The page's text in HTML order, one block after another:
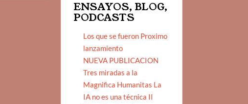
ENSAYOS, BLOG,
PODCASTS
Los que se fueron Proximo
lanzamiento
NUEVA PUBLICACION
Tres miradas a la
Magnifica Humanitas La
IA no es una técnica II